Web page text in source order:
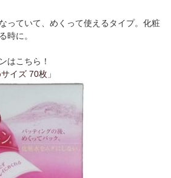
っていて、めくって使えるタイプ。化粧
時に。
はこちら！
イズ 70枚 」